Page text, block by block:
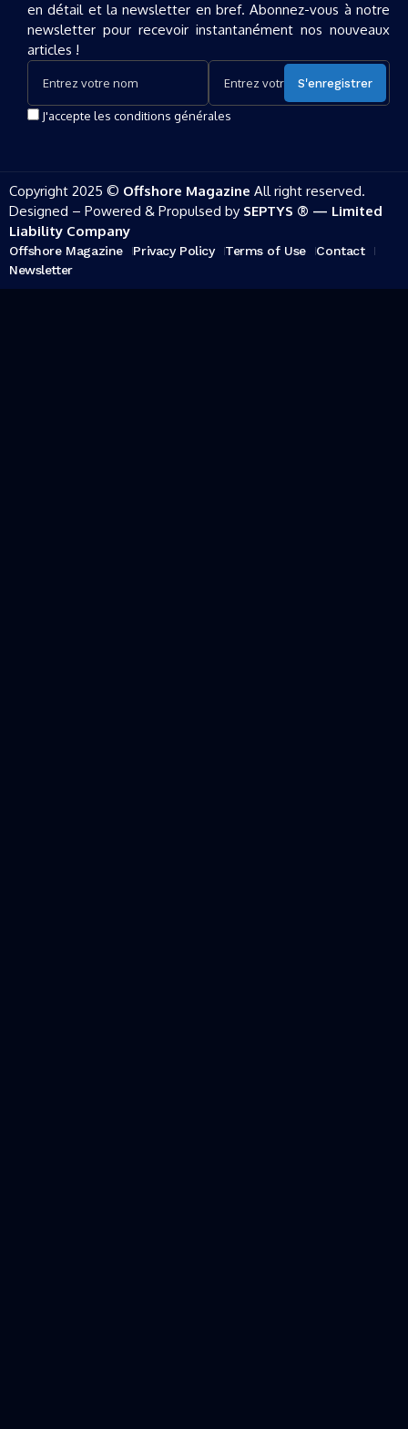
en détail et la newsletter en bref. Abonnez-vous à notre
newsletter pour recevoir instantanément nos nouveaux
articles !
J'accepte les conditions générales
Copyright 2025 © Offshore Magazine All right reserved.
Designed – Powered & Propulsed by SEPTYS ® — Limited
Liability Company
Offshore Magazine Privacy Policy Terms of Use
Contact
Newsletter